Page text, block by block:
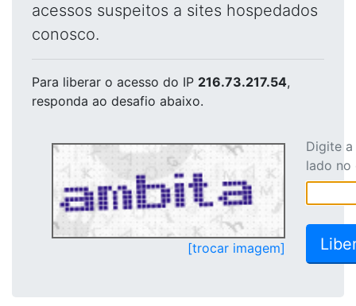
acessos suspeitos a sites hospedados
conosco.
Para liberar o acesso do IP 216.73.217.54,
responda ao desafio abaixo.
[trocar imagem]
Digite
lado no